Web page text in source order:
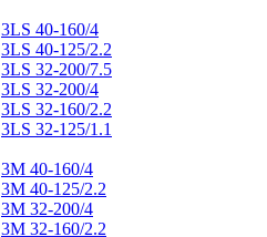
3LS 40-160/4
3LS 40-125/2.2
3LS 32-200/7.5
3LS 32-200/4
3LS 32-160/2.2
3LS 32-125/1.1
3M 40-160/4
3M 40-125/2.2
3M 32-200/4
3M 32-160/2.2